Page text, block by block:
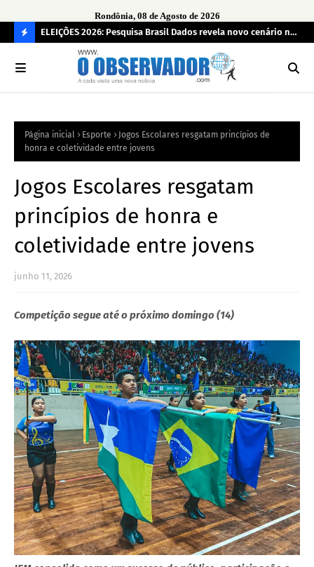
Rondônia, 08 de Agosto de 2026
O
R
mais
ELEIÇÕES 2026: Pesquisa Brasil Dados revela novo cenário na
disputa pelo Governo de Rondônia
Página inicial Esporte
Jogos Escolares resgatam princípios de
honra e coletividade entre jovens
Jogos Escolares resgatam
princípios de honra e
coletividade entre jovens
junho 11, 2026
Competição segue até o próximo domingo (14)